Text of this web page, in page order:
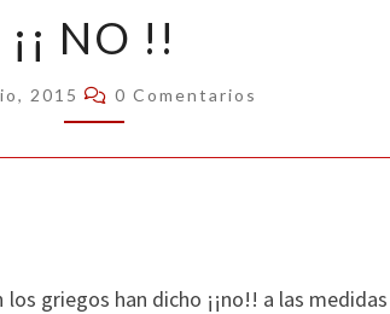
NO
¡¡ NO !!
2015 Comentarios
0 Comentarios
griegos han dicho ¡¡no!! a las